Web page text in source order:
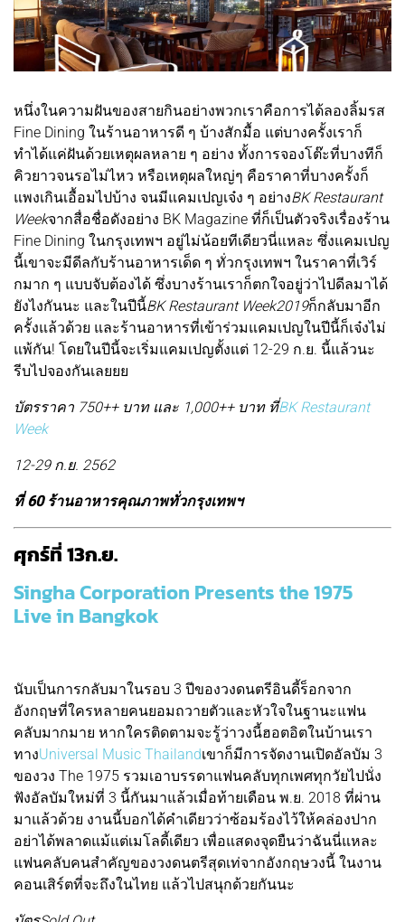
หนึ่งในความฝันของสายกินอย่างพวกเราคือการได้ลองลิ้มรส
Fine Dining ในร้านอาหารดี ๆ บ้างสักมื้อ แต่บางครั้งเราก็
ทำได้แค่ฝันด้วยเหตุผลหลาย ๆ อย่าง ทั้งการจองโต๊ะที่บางทีก็
คิวยาวจนรอไม่ไหว หรือเหตุผลใหญ่ๆ คือราคาที่บางครั้งก็
แพงเกินเอื้อมไปบ้าง จนมีแคมเปญเจ๋ง ๆ อย่างBK Restaurant
Weekจากสื่อชื่อดังอย่าง BK Magazine ที่ก็เป็นตัวจริงเรื่องร้าน
Fine Dining ในกรุงเทพฯ อยู่ไม่น้อยทีเดียวนี่แหละ ซึ่งแคมเปญ
นี้เขาจะมีดีลกับร้านอาหารเด็ด ๆ ทั่วกรุงเทพฯ ในราคาที่เวิร์
กมาก ๆ แบบจับต้องได้ ซึ่งบางร้านเราก็ตกใจอยู่ว่าไปดีลมาได้
ยังไงกันนะ และในปีนี้BK Restaurant Week2019ก็กลับมาอีก
ครั้งแล้วด้วย และร้านอาหารที่เข้าร่วมแคมเปญในปีนี้ก็เจ๋งไม่
แพ้กัน! โดยในปีนี้จะเริ่มแคมเปญตั้งแต่ 12-29 ก.ย. นี้แล้วนะ
รีบไปจองกันเลยยย
บัตรราคา 750++ บาท และ 1,000++ บาท ที่BK Restaurant
Week
12-29 ก.ย. 2562
ที่ 60 ร้านอาหารคุณภาพทั่วกรุงเทพฯ
ศุกร์ที่ 13ก.ย.
Singha Corporation Presents the 1975
Live in Bangkok
นับเป็นการกลับมาในรอบ 3 ปีของวงดนตรีอินดี้ร็อกจาก
อังกฤษที่ใครหลายคนยอมถวายตัวและหัวใจในฐานะแฟน
คลับมากมาย หากใครติดตามจะรู้ว่าวงนี้ฮอตอิตในบ้านเรา
ทางUniversal Music Thailandเขาก็มีการจัดงานเปิดอัลบัม 3
ของวง The 1975 รวมเอาบรรดาแฟนคลับทุกเพศทุกวัยไปนั่ง
ฟังอัลบัมใหม่ที่ 3 นี้กันมาแล้วเมื่อท้ายเดือน พ.ย. 2018 ที่ผ่าน
มาแล้วด้วย งานนี้บอกได้คำเดียวว่าซ้อมร้องไว้ให้คล่องปาก
อย่าได้พลาดแม้แต่เมโลดี้เดียว เพื่อแสดงจุดยืนว่าฉันนี่แหละ
แฟนคลับคนสำคัญของวงดนตรีสุดเท่จากอังกฤษวงนี้ ในงาน
คอนเสิร์ตที่จะถึงในไทย แล้วไปสนุกด้วยกันนะ